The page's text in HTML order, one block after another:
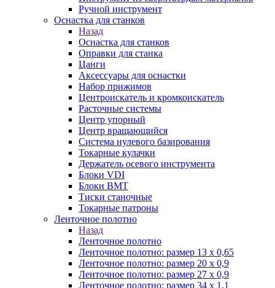
Ручной инструмент
Оснастка для станков
Назад
Оснастка для станков
Оправки для станка
Цанги
Аксессуары для оснастки
Набор прижимов
Центроискатель и кромкоискатель
Расточные системы
Центр упорный
Центр вращающийся
Система нулевого базирования
Токарные кулачки
Держатель осевого инструмента
Блоки VDI
Блоки BMT
Тиски станочные
Токарные патроны
Ленточное полотно
Назад
Ленточное полотно
Ленточное полотно: размер 13 х 0,65
Ленточное полотно: размер 20 х 0,9
Ленточное полотно: размер 27 х 0,9
Ленточное полотно: размер 34 х 1,1